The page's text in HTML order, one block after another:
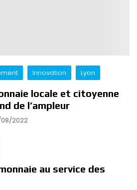
Innovation Lyon
locale et citoyenne
de l’ampleur
08/2022
au service des